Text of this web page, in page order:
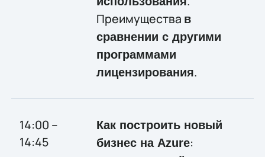
Преимущества в
сравнении с другими
программами
лицензирования.
14:00 –
14:45
Как построить новый
бизнес на Azure: